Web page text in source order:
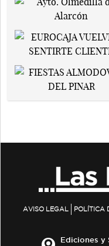
AVISO LEGAL POLÍTICA
Ediciones y